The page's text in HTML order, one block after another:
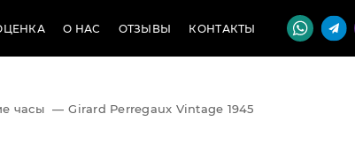
О НАС ОТЗЫВЫ КОНТАКТЫ
часы — Girard Perregaux Vintage 1945